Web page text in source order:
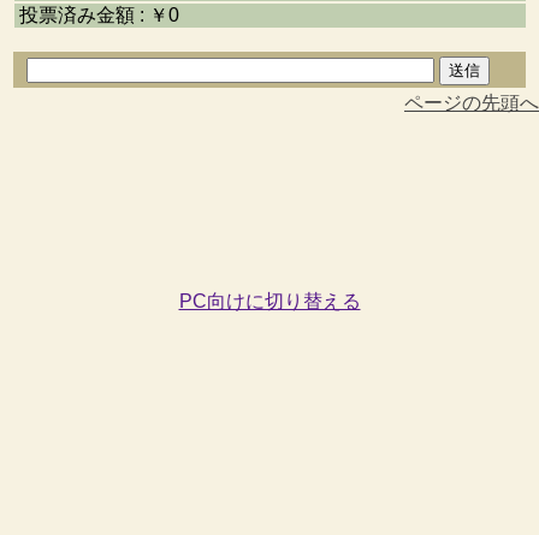
投票済み金額 : ￥0
ページの先頭へ
PC向けに切り替える